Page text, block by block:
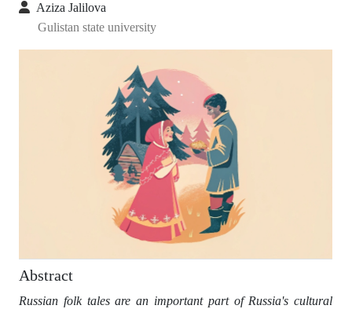
Aziza Jalilova
Gulistan state university
Abstract
Russian folk tales are an important part of Russia's cultural